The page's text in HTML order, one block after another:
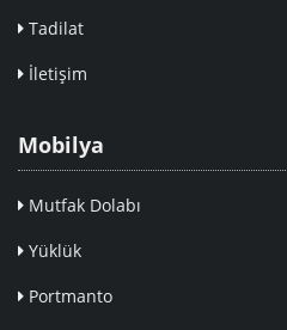
Tadilat
İletişim
Mobilya
Mutfak Dolabı
Yüklük
Portmanto